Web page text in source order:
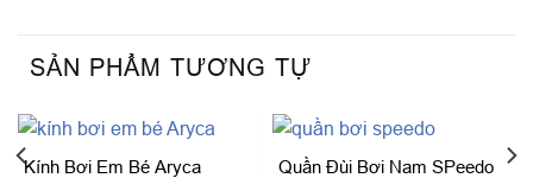
SẢN PHẨM TƯƠNG TỰ
Kính Bơi Em Bé Aryca
Quần Đùi Bơi Nam SPeedo